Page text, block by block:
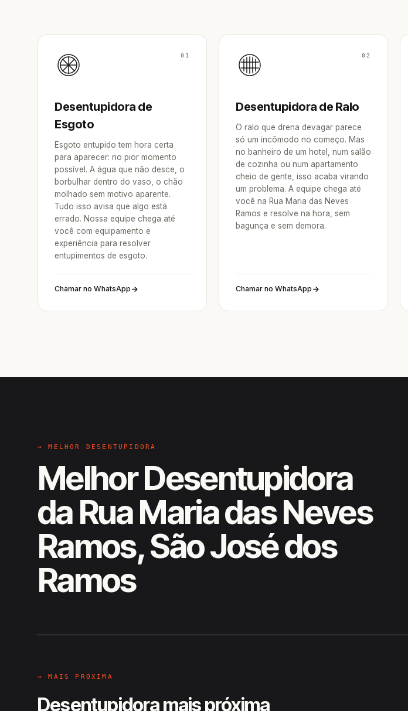
01
Desentupidora de
Esgoto
Esgoto entupido tem hora certa
para aparecer: no pior momento
possível. A água que não desce, o
borbulhar dentro do vaso, o chão
molhado sem motivo aparente.
Tudo isso avisa que algo está
errado. Nossa equipe chega até
você com equipamento e
experiência para resolver
entupimentos de esgoto.
Chamar no WhatsApp
02
Desentupidora de Ralo
O ralo que drena devagar parece
só um incômodo no começo. Mas
no banheiro de um hotel, num salão
de cozinha ou num apartamento
cheio de gente, isso acaba virando
um problema. A equipe chega até
você na Rua Maria das Neves
Ramos e resolve na hora, sem
bagunça e sem demora.
Chamar no WhatsApp
→ MELHOR DESENTUPIDORA
Melhor Desentupidora
da Rua Maria das Neves
Ramos, São José dos
Ramos
EM CAMPO
→ MAIS PRÓXIMA
Desentupidora mais próxima